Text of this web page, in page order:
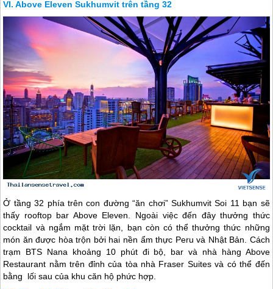
Above Eleven Sukhumvit trên tầng 32
Ở tầng 32 phía trên con đường “ăn chơi” Sukhumvit Soi 11 bạn sẽ
thấy rooftop bar Above Eleven. Ngoài việc đến đây thưởng thức
cocktail và ngắm mặt trời lặn, bạn còn có thể thưởng thức những
món ăn được hòa trộn bởi hai nền ẩm thực Peru và Nhật Bản. Cách
trạm BTS Nana khoảng 10 phút đi bộ, bar và nhà hàng Above
Restaurant nằm trên đỉnh của tòa nhà Fraser Suites và có thể đến
bằng lối sau của khu căn hộ phức hợp.